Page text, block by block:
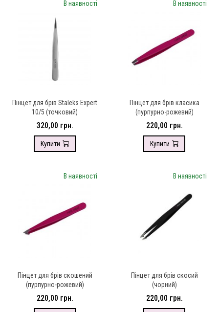
В наявності
Пінцет для брів Staleks Expert
10/5 (точковий)
320,00 грн.
Купити
В наявності
Пінцет для брів класика
(пурпурно-рожевий)
220,00 грн.
Купити
В наявності
Пінцет для брів скошений
(пурпурно-рожевий)
220,00 грн.
В наявності
Пінцет для брів скосий
(чорний)
220,00 грн.